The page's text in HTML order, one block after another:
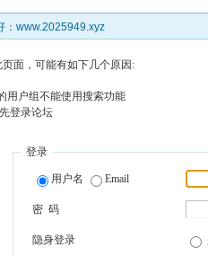
：www.2025949.xyz
面，可能有如下几个原因:
用户组不能使用搜索功能
登录论坛
登录
用户名 Email
密 码
隐身登录